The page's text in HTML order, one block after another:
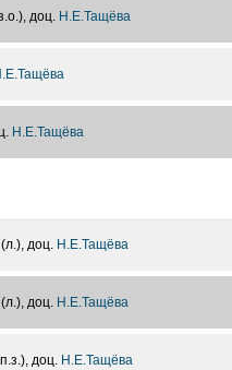
доц. Н.Е.Тащёва
Н.Е.Тащёва
доц. Н.Е.Тащёва
доц. Н.Е.Тащёва
доц. Н.Е.Тащёва